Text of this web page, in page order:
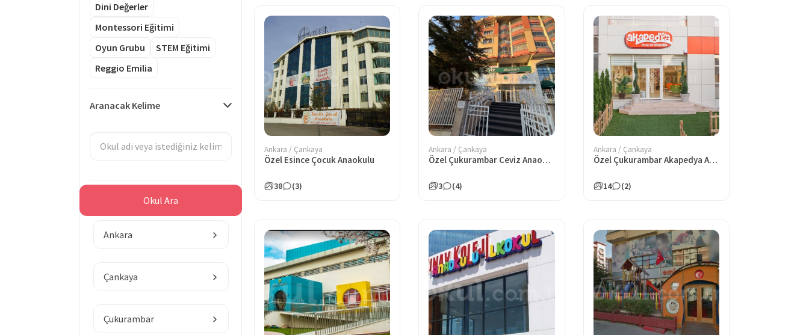
Dini Değerler
Montessori Eğitimi
Oyun Grubu
STEM Eğitimi
Reggio Emilia
Aranacak Kelime
Ankara
Çankaya
Çukurambar
Okul Ara
Ankara / Çankaya
Özel Esince Çocuk Anaokulu
38 (3)
Ankara / Çankaya
Özel Çukurambar Ceviz Anaokulu
3 (4)
Ankara / Çankaya
Özel Çukurambar Akapedya Anaokulu
14 (2)